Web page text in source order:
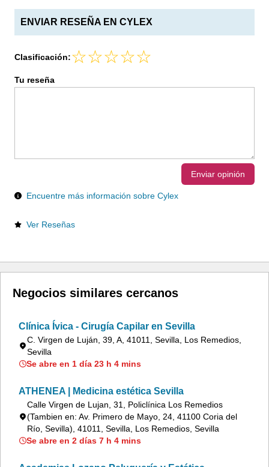
ENVIAR RESEÑA EN CYLEX
Clasificación:
Tu reseña
Enviar opinión
Encuentre más información sobre Cylex
Ver Reseñas
Negocios similares cercanos
Clínica Ívica - Cirugía Capilar en Sevilla
C. Virgen de Luján, 39, A, 41011, Sevilla, Los Remedios,
Sevilla
Se abre en 1 día 23 h 4 mins
ATHENEA | Medicina estética Sevilla
Calle Virgen de Lujan, 31, Policlínica Los Remedios
(Tambien en: Av. Primero de Mayo, 24, 41100 Coria del
Río, Sevilla), 41011, Sevilla, Los Remedios, Sevilla
Se abre en 2 días 7 h 4 mins